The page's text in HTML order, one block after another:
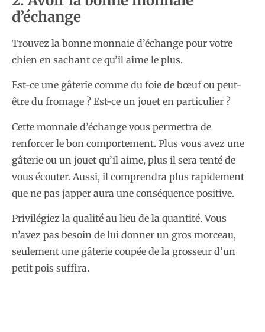
d’échange
Trouvez la bonne monnaie d’échange pour votre
chien en sachant ce qu’il aime le plus.
Est-ce une gâterie comme du foie de bœuf ou peut-
être du fromage ? Est-ce un jouet en particulier ?
Cette monnaie d’échange vous permettra de
renforcer le bon comportement. Plus vous avez une
gâterie ou un jouet qu’il aime, plus il sera tenté de
vous écouter. Aussi, il comprendra plus rapidement
que ne pas japper aura une conséquence positive.
Privilégiez la qualité au lieu de la quantité. Vous
n’avez pas besoin de lui donner un gros morceau,
seulement une gâterie coupée de la grosseur d’un
petit pois suffira.